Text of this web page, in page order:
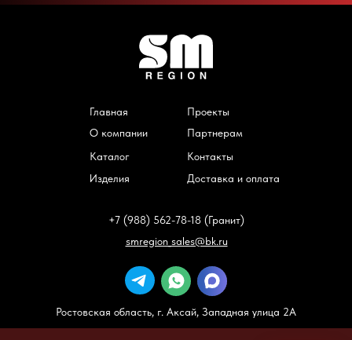
Главная
О компании
Каталог
Изделия
Контакты
Партнерам
Проекты
Доставка и оплата
+7 (988) 562-78-18 (Гранит)
smregion_sales@bk.ru
Ростовская область, г. Аксай, Западная улица 2А